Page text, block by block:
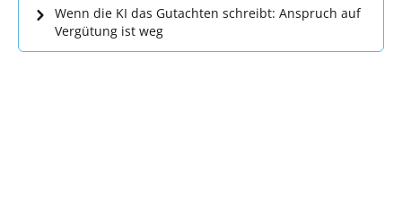
Wenn die KI das Gutachten schreibt: Anspruch auf
Vergütung ist weg